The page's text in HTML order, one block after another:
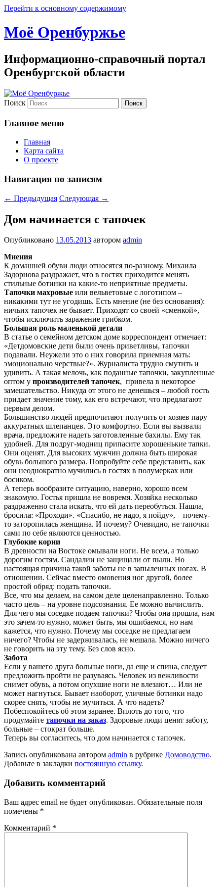
Перейти к основному содержимому
Моё Оренбуржье
Информационно-справочный портал
Оренбургской области
Поиск
Главное меню
Главная
Карта сайта
О проекте
Навигация по записям
← Предыдущая Следующая →
Дом начинается с тапочек
Опубликовано 13.05.2013 автором admin
Мнения
К домашней обуви люди относятся по-разному. Михаила
Задорнова раздражает, что в гостях приходится менять
стильные ботинки на какие-то неприятные предметы.
Тапочки махровые или вельветовые с логотипом –
никакими тут не угодишь. Есть мнение (не без основания):
ничьих тапочек не бывает. Приходят со своей «сменкой»,
чтобы исключить заражение грибком.
Большая роль маленькой детали
В статье о семейном детском доме корреспондент отмечает:
«Детдомовские дети были очень приветливы, тапочки
подавали. Неужели это о них говорила приемная мать:
эмоционально черствые?». Журналиста трудно смутить и
удивить. А такая мелочь, как поданные тапочки, закупленные
оптом у производителей тапочек, привела в некоторое
замешательство. Никуда от этого не денешься – любой гость
придает значение тому, как его встречают, что предлагают
первым делом.
Большинство людей предпочитают получить от хозяев пару
аккуратных шлепанцев. Это комфортно. Если вы вызвали
врача, предложите надеть заготовленные бахилы. Ему так
удобней. Для подруг-модниц припасите хорошенькие тапки.
Они оценят. Для высоких мужчин должна быть широкая
обувь большого размера. Попробуйте себе представить, как
они неоднократно мучились в гостях в полумерках или
босиком.
А теперь вообразите ситуацию, наверно, хорошо всем
знакомую. Гостья пришла не вовремя. Хозяйка несколько
раздраженно стала искать, что ей дать переобуться. Нашла,
бросила: «Проходи». «Спасибо, не надо, я пойду», – почему-
то заторопилась женщина. И почему? Очевидно, не тапочки
сами по себе являются ценностью.
Глубокие корни
В древности на Востоке омывали ноги. Не всем, а только
дорогим гостям. Сандалии не защищали от пыли. Но
настоящая причина такой заботы не в запыленных ногах. В
отношении. Сейчас вместо омовения ног другой, более
простой обряд: подать тапочки.
Все, что мы делаем, на самом деле целенаправленно. Только
часто цель – на уровне подсознания. Ее можно вычислить.
Для чего мы соседке подаем тапочки? Чтобы она прошла, нам
это зачем-то нужно, может быть, мы ошибаемся, но нам
кажется, что нужно. Почему мы соседке не предлагаем
ничего? Чтобы не задерживалась, не мешала. Можно ничего
не говорить на эту тему. Без слов ясно.
Забота
Если у вашего друга больные ноги, да еще и спина, следует
предложить пройти не разуваясь. Человек из вежливости
снимет обувь, а потом опухшие ноги не влезают… Или не
может нагнуться. Бывает наоборот, уличные ботинки надо
скорее снять, чтобы не мучиться. А что надеть?
Побеспокойтесь об этом заранее. Вплоть до того, что
продумайте тапочки на заказ. Здоровые люди ценят заботу,
больные – стократ больше.
Теперь вы согласитесь, что дом начинается с тапочек.
Запись опубликована автором admin в рубрике Домоводство.
Добавьте в закладки постоянную ссылку.
Добавить комментарий
Ваш адрес email не будет опубликован. Обязательные поля
помечены *
Комментарий *